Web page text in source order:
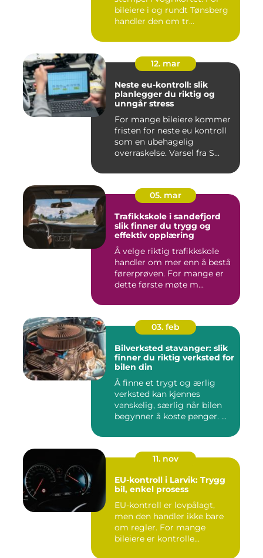
bileiere i og rundt Tønsberg
handler den om tr...
12. mar
Neste eu-kontroll: slik
planlegger du riktig og
unngår stress
For mange bileiere kommer
fristen for neste eu kontroll
som en ubehagelig
overraskelse. Varsel fra S...
05. mar
Trafikkskole i sandefjord
slik finner du trygg og
effektiv opplæring
Å velge riktig trafikkskole
handler om mer enn å bestå
førerprøven. For mange er
dette første møte m...
03. feb
Bilverksted stavanger: slik
finner du riktig verksted for
bilen din
Å finne et trygt og ærlig
verksted kan kjennes
vanskelig, særlig når bilen
begynner å koste penger. ...
11. nov
EU-kontroll i Larvik: Trygg
bil, enkel prosess
EU-kontroll er lovpålagt,
men den handler ikke bare
om regler. For mange
bileiere er kontrolle...